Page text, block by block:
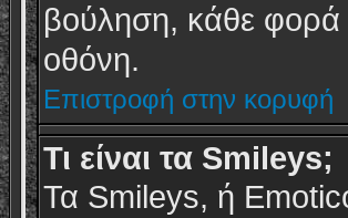
βούληση, κάθε φορά
οθόνη.
Επιστροφή στην κορυφή
Τι είναι τα Smileys;
Τα Smileys, ή